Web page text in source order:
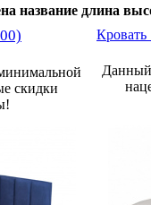
название длина
скидки
Данный